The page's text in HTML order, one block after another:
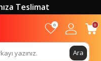
Teslimat
Ara
0 0